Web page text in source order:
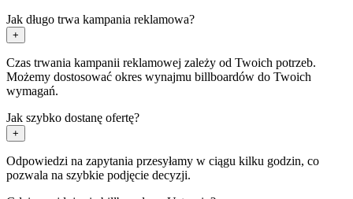
Jak długo trwa kampania reklamowa?
+
Czas trwania kampanii reklamowej zależy od Twoich potrzeb.
Możemy dostosować okres wynajmu billboardów do Twoich
wymagań.
Jak szybko dostanę ofertę?
+
Odpowiedzi na zapytania przesyłamy w ciągu kilku godzin, co
pozwala na szybkie podjęcie decyzji.